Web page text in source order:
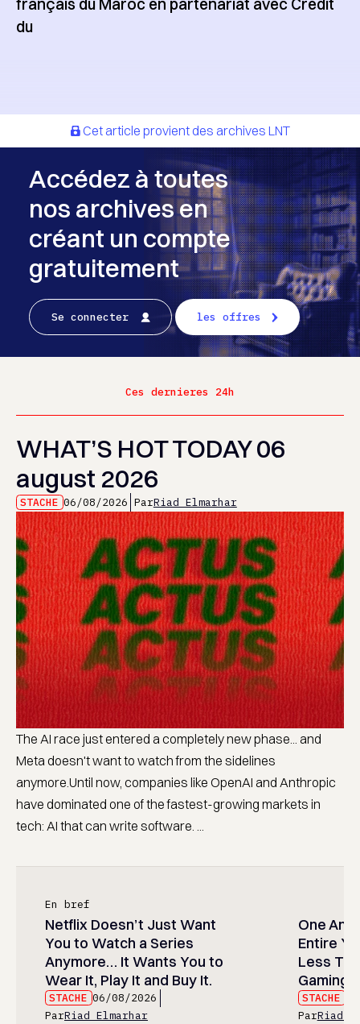
français du Maroc en partenariat avec Crédit
du
Cet article provient des archives LNT
Accédez à toutes
nos archives en
créant un compte
gratuitement
Se connecter les offres
Ces dernieres 24h
WHAT’S HOT TODAY 06
august 2026
STACHE 06/08/2026 ParRiad Elmarhar
The AI race just entered a completely new phase... and
Meta doesn't want to watch from the sidelines
anymore.Until now, companies like OpenAI and Anthropic
have dominated one of the fastest-growing markets in
tech: AI that can write software. ...
En bref
Netflix Doesn’t Just Want
You to Watch a Series
Anymore… It Wants You to
Wear It, Play It and Buy It.
STACHE 06/08/2026
ParRiad Elmarhar
One
Entire
Less
Gaming
STACHE
ParRiad